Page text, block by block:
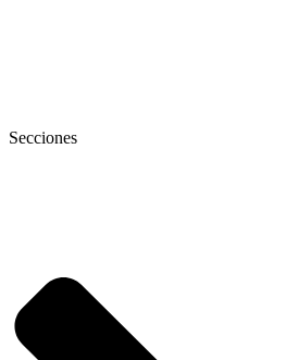
Secciones